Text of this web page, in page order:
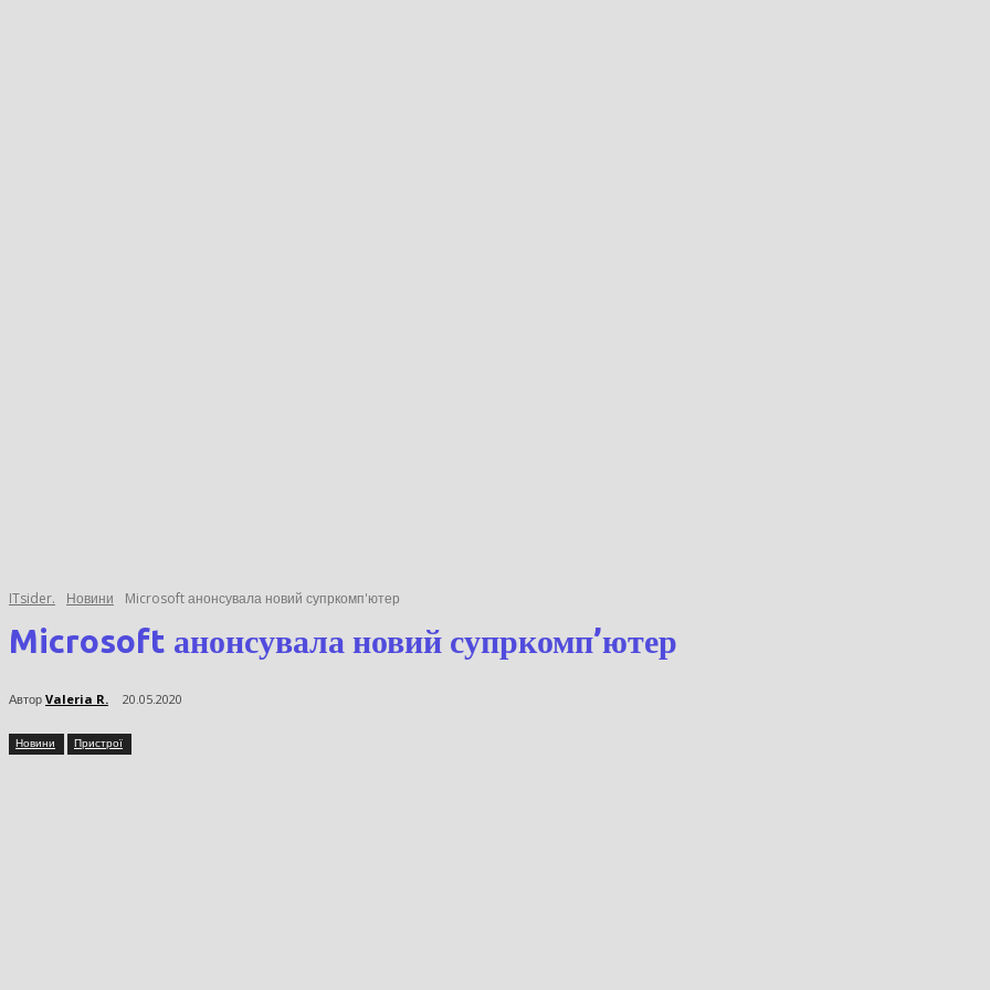
ITsider. Новини Microsoft анонсувала новий супркомп'ютер
Microsoft анонсувала новий супркомп’ютер
Автор Valeria R. 20.05.2020
Новини Пристрої